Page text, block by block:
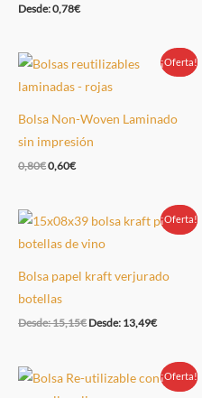
Desde:0,78€
Oferta!
¡Oferta!
Bolsa Non-Woven Laminado
sin impresión
0,80€0,60€
Oferta!
¡Oferta!
Bolsa papel kraft verjurado
botellas
Desde:15,15€ Desde: 13,49€
Oferta!
¡Oferta!